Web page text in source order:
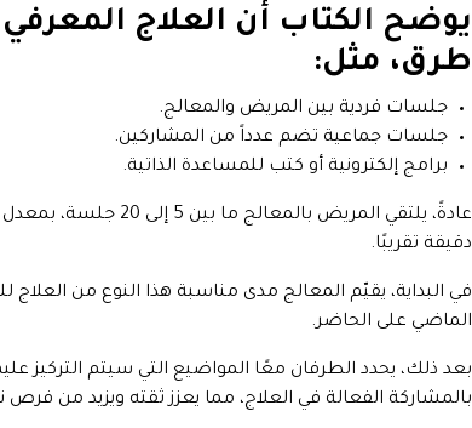
يوضح الكتاب أن العلاج
طرق، مثل:
جلسات فردية بين المريض والمعالج.
جلسات جماعية تضم عدداً من المشاركين.
برامج إلكترونية أو كتب للمساعدة الذاتية.
دقيقة تقريبًا.
في البداية، يقيّم المعالج مدى مناسبة هذا النوع من
الماضي على الحاضر.
بعد ذلك، يحدد الطرفان معًا المواضيع التي سيتم التركيز
بالمشاركة الفعالة في العلاج، مما يعزز ثقته ويزيد من فرص